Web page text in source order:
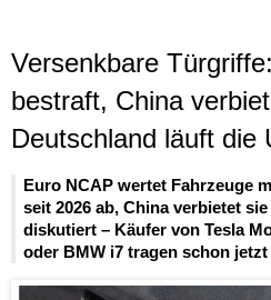
Versenkbare
bestraft, China
Deutschland läuft die
Euro NCAP wertet Fahrzeuge
seit 2026 ab, China verbietet
diskutiert – Käufer von Tesla
oder BMW i7 tragen schon